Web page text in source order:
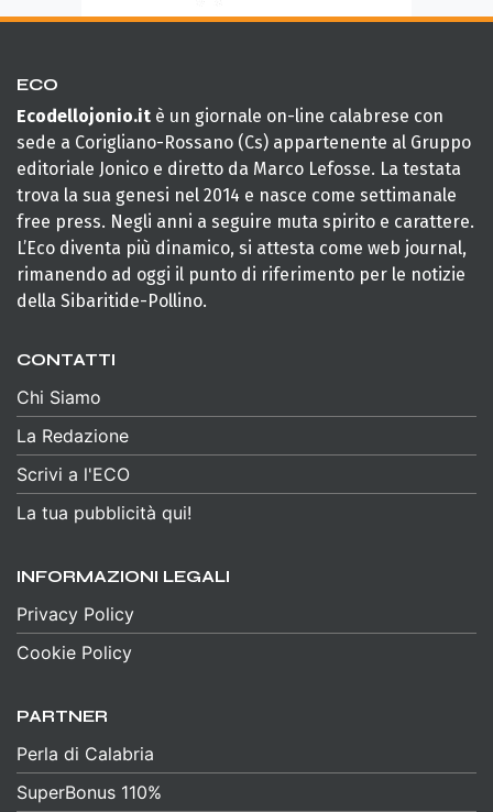
ECO
Ecodellojonio.it è un giornale on-line calabrese con
sede a Corigliano-Rossano (Cs) appartenente al Gruppo
editoriale Jonico e diretto da Marco Lefosse. La testata
trova la sua genesi nel 2014 e nasce come settimanale
free press. Negli anni a seguire muta spirito e carattere.
L’Eco diventa più dinamico, si attesta come web journal,
rimanendo ad oggi il punto di riferimento per le notizie
della Sibaritide-Pollino.
CONTATTI
Chi Siamo
La Redazione
Scrivi a l'ECO
La tua pubblicità qui!
INFORMAZIONI LEGALI
Privacy Policy
Cookie Policy
PARTNER
Perla di Calabria
SuperBonus 110%